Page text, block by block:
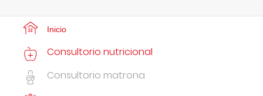
Inicio
Consultorio nutricional
Consultorio matrona